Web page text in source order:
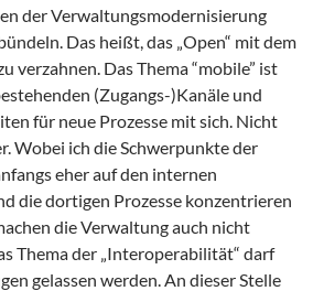
der Verwaltungsmodernisierung
Das heißt, das „Open“ mit dem
verzahnen. Das Thema “mobile” ist
(Zugangs-)Kanäle und
für neue Prozesse mit sich. Nicht
Wobei ich die Schwerpunkte der
eher auf den internen
die dortigen Prozesse konzentrieren
die Verwaltung auch nicht
Thema der „Interoperabilität“ darf
gelassen werden. An dieser Stelle